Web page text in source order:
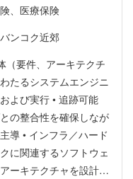
、医療保険
ンコク近郊
（要件、アーキテクチ
たるシステムエンジニ
よび実行 • 追跡可能
の整合性を確保しなが
導 • インフラ／ハード
に関連するソフトウェ
ーキテクチャを設計・